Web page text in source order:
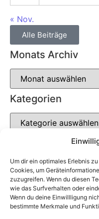
Um dir ein optimales Erlebnis
Cookies, um
zuzugreifen. Wenn du diesen
wie das Surfverhalten oder
Wenn du deine Einwillligung
bestimmte Merkmale und
« Nov.
Alle Beiträge
Monats Archiv
Kategorien
Soziale